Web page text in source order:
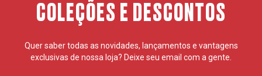
COLEÇÕES E DESCONTOS
Quer saber todas as novidades, lançamentos e vantagens
exclusivas de nossa loja? Deixe seu email com a gente.